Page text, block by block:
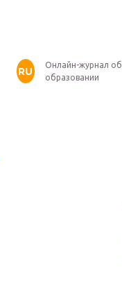
RU
Онлайн-журнал об
образовании